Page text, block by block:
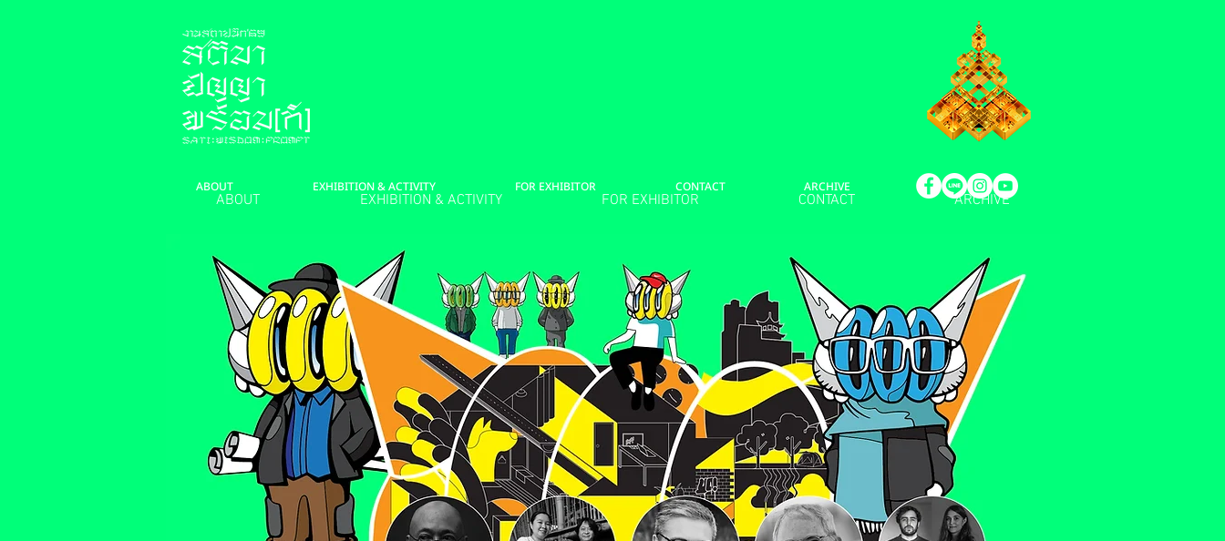
ABOUT EXHIBITION & ACTIVITY FOR EXHIBITOR CONTACT ARCHIVE
ABOUT EXHIBITION & ACTIVITY FOR EXHIBITOR CONTACT ARCHIVE